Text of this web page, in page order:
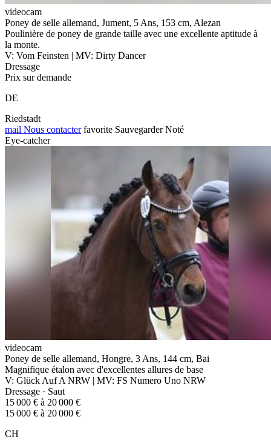
videocam
Poney de selle allemand, Jument, 5 Ans, 153 cm, Alezan
Poulinière de poney de grande taille avec une excellente aptitude à
la monte.
V: Vom Feinsten | MV: Dirty Dancer
Dressage
Prix sur demande
DE
Riedstadt
mail Nous contacter favorite Sauvegarder Noté
Eye-catcher
videocam
Poney de selle allemand, Hongre, 3 Ans, 144 cm, Bai
Magnifique étalon avec d'excellentes allures de base
V: Glück Auf A NRW | MV: FS Numero Uno NRW
Dressage · Saut
15 000 € à 20 000 €
15 000 € à 20 000 €
CH